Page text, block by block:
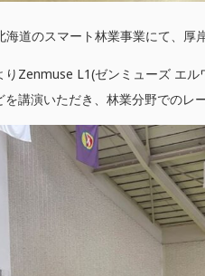
道のスマート林業事業にて、厚
りZenmuse L1(ゼンミューズ エ
講演いただき、林業分野でのレ